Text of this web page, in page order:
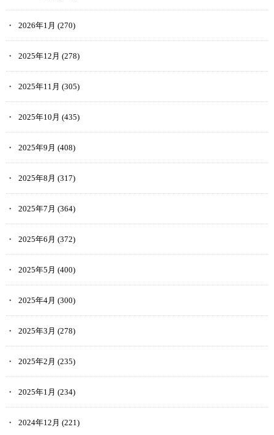
2026年1月 (270)
2025年12月 (278)
2025年11月 (305)
2025年10月 (435)
2025年9月 (408)
2025年8月 (317)
2025年7月 (364)
2025年6月 (372)
2025年5月 (400)
2025年4月 (300)
2025年3月 (278)
2025年2月 (235)
2025年1月 (234)
2024年12月 (221)